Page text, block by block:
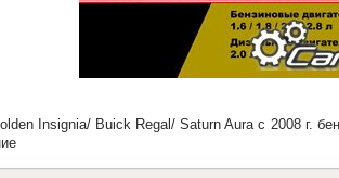
Insignia/ Buick Regal/ Saturn Aura с 2008 г.